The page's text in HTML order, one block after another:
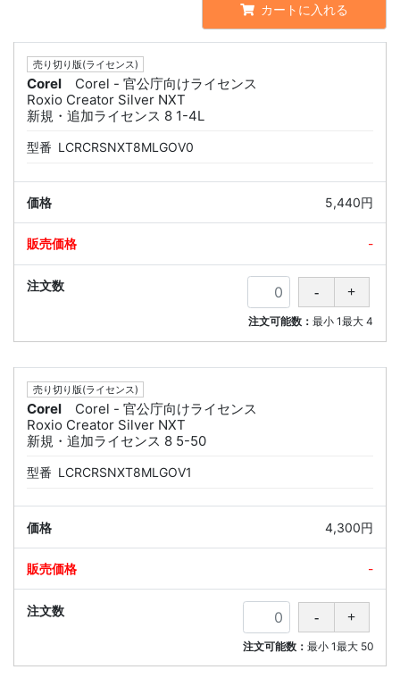
カートに入れる
売り切り版(ライセンス)
Corel
Corel - 官公庁向けライセンス
Roxio Creator Silver NXT
新規・追加ライセンス 8 1-4L
型番 LCRCRSNXT8MLGOV0
5,440円
-
注文可能数： 最小 1最大 4
売り切り版(ライセンス)
Corel
Corel - 官公庁向けライセンス
Roxio Creator Silver NXT
新規・追加ライセンス 8 5-50
型番 LCRCRSNXT8MLGOV1
4,300円
-
注文可能数： 最小 1最大 50